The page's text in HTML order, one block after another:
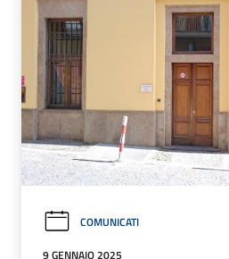
COMUNICATI
9 GENNAIO 2025